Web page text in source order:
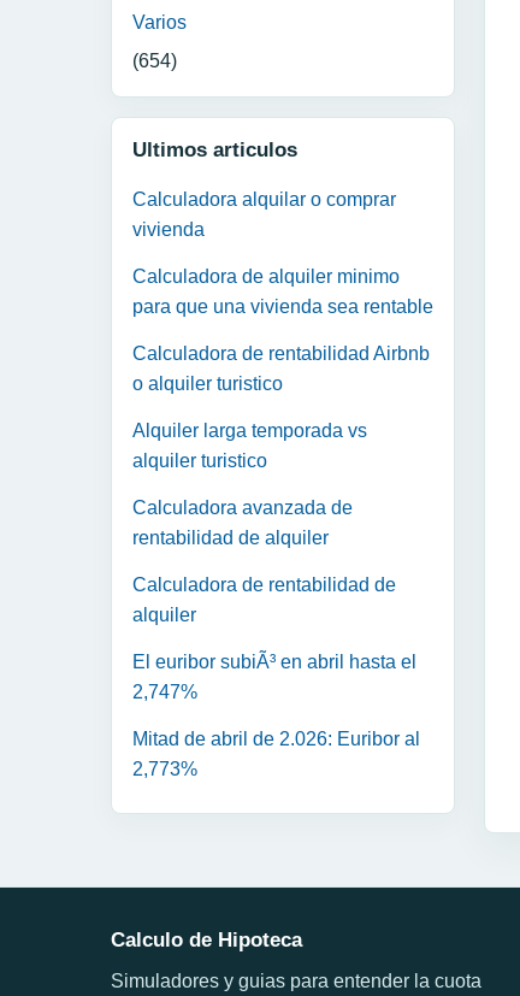
Varios
(654)
Ultimos articulos
Calculadora alquilar o comprar
vivienda
Calculadora de alquiler minimo
para que una vivienda sea rentable
Calculadora de rentabilidad Airbnb
o alquiler turistico
Alquiler larga temporada vs
alquiler turistico
Calculadora avanzada de
rentabilidad de alquiler
Calculadora de rentabilidad de
alquiler
El euribor subiÃ³ en abril hasta el
2,747%
Mitad de abril de 2.026: Euribor al
2,773%
Calculo de Hipoteca
Simuladores y guias para entender la cuota